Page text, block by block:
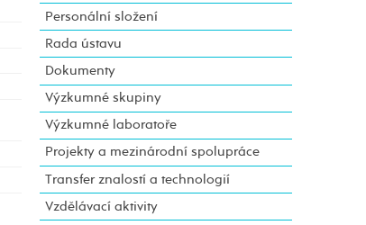
Personální složení
Rada ústavu
Dokumenty
Výzkumné skupiny
Výzkumné laboratoře
Projekty a mezinárodní spolupráce
Transfer znalostí a technologií
Vzdělávací aktivity